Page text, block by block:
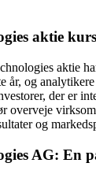
aktie kurs
aktie
år, og
der er
overveje
og
AG: En